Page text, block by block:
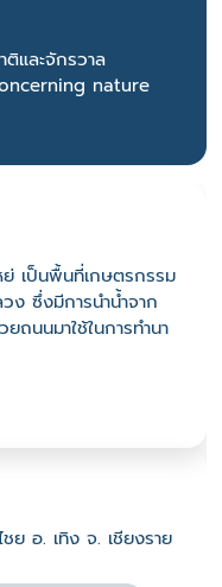
และจักรวาล
nature
ย่ เป็นพื้นที่เกษตรกรรม
ง ซึ่งมีการนำน้ำจาก
ถนนมาใช้ในการทำนา
ย อ. เทิง จ. เชียงราย